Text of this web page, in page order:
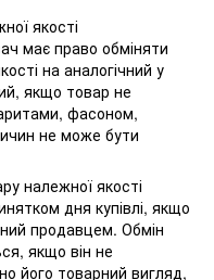
якості
має право обміняти
на аналогічний у
якщо товар не
фасоном,
не може бути
належної якості
дня купівлі, якщо
продавцем. Обмін
якщо він не
його товарний вигляд,